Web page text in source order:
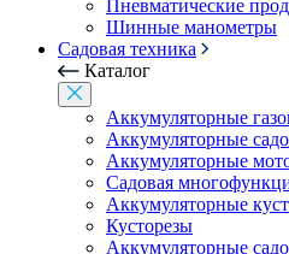
Пневматические
Шинные манометры
Садовая техника
Каталог
Аккумуляторные
Аккумуляторные
Аккумуляторные
Садовая
Аккумуляторные
Кусторезы
Аккумуляторные